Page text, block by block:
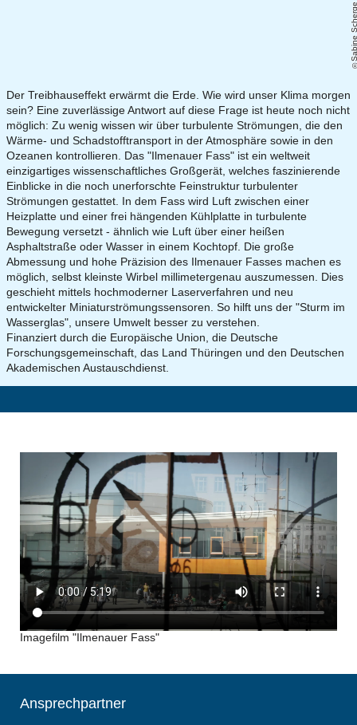
Der Treibhauseffekt erwärmt die Erde. Wie wird unser Klima morgen
sein? Eine zuverlässige Antwort auf diese Frage ist heute noch nicht
möglich: Zu wenig wissen wir über turbulente Strömungen, die den
Wärme- und Schadstofftransport in der Atmosphäre sowie in den
Ozeanen kontrollieren. Das "Ilmenauer Fass" ist ein weltweit
einzigartiges wissenschaftliches Großgerät, welches faszinierende
Einblicke in die noch unerforschte Feinstruktur turbulenter
Strömungen gestattet. In dem Fass wird Luft zwischen einer
Heizplatte und einer frei hängenden Kühlplatte in turbulente
Bewegung versetzt - ähnlich wie Luft über einer heißen
Asphaltstraße oder Wasser in einem Kochtopf. Die große
Abmessung und hohe Präzision des Ilmenauer Fasses machen es
möglich, selbst kleinste Wirbel millimetergenau auszumessen. Dies
geschieht mittels hochmoderner Laserverfahren und neu
entwickelter Miniaturströmungssensoren. So hilft uns der "Sturm im
Wasserglas", unsere Umwelt besser zu verstehen.
Finanziert durch die Europäische Union, die Deutsche
Forschungsgemeinschaft, das Land Thüringen und den Deutschen
Akademischen Austauschdienst.
Sabine
Imagefilm "Ilmenauer Fass"
Ansprechpartner